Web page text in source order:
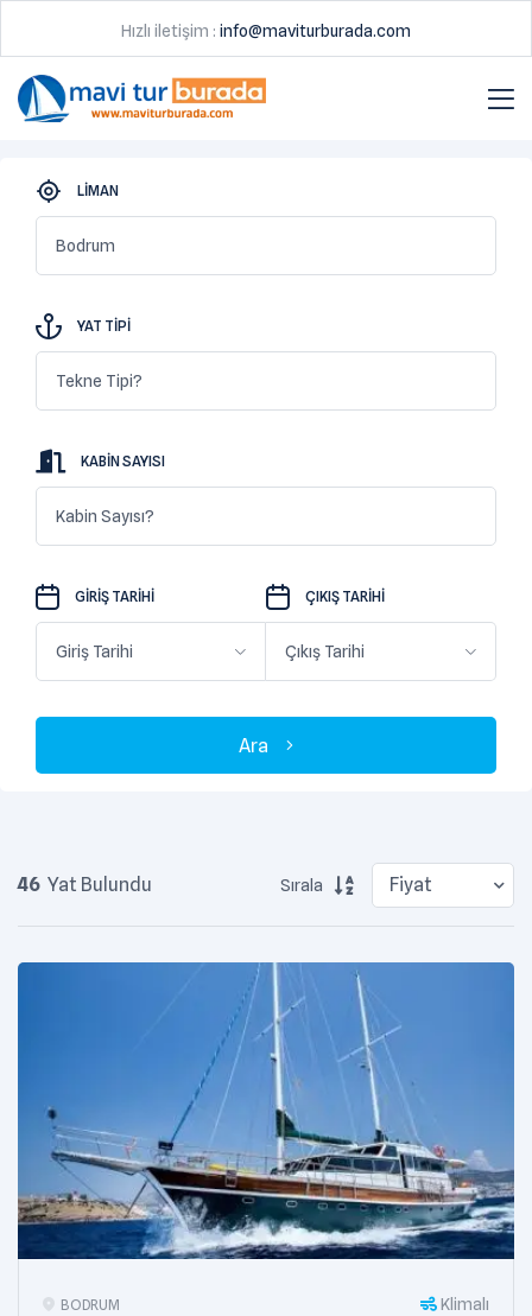
Hızlı iletişim : info@maviturburada.com
LIMAN
Bodrum
YAT TIPI
Tekne Tipi?
KABIN SAYISI
Kabin Sayısı?
GIRIŞ TARIHI ÇIKIŞ TARIHI
Ara
46 Yat Bulundu Sırala
BODRUM Klimalı